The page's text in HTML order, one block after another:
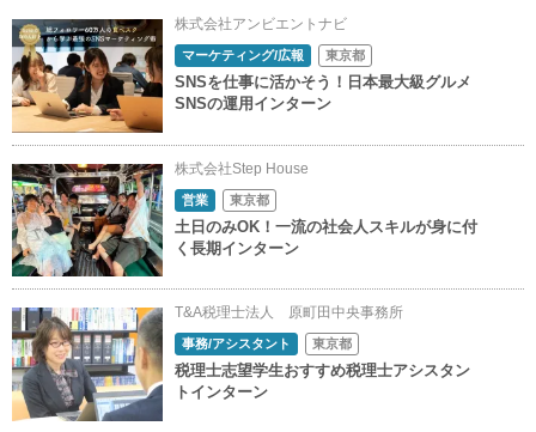
株式会社アンビエントナビ
マーケティング/広報 東京都
SNSを仕事に活かそう！日本最大級グルメ
SNSの運用インターン
株式会社Step House
営業 東京都
土日のみOK！一流の社会人スキルが身に付
く長期インターン
T&A税理士法人 原町田中央事務所
事務/アシスタント 東京都
税理士志望学生おすすめ税理士アシスタン
トインターン